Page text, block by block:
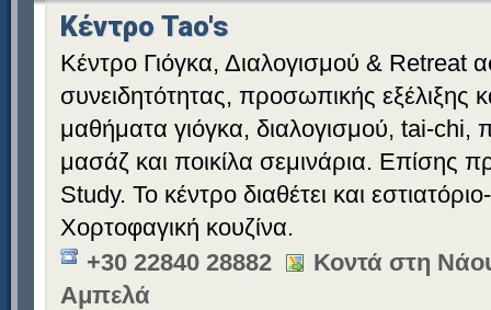
Κέντρο Tao's
Κέντρο Γιόγκα, Διαλογισμού & Retreat
συνειδητότητας, προσωπικής εξέλιξης
μαθήματα γιόγκα, διαλογισμού, tai-chi,
μασάζ και ποικίλα σεμινάρια. Επίσης
Study. Το κέντρο διαθέτει και
Χορτοφαγική κουζίνα.
+30 22840 28882
Κοντά στη
Αμπελά